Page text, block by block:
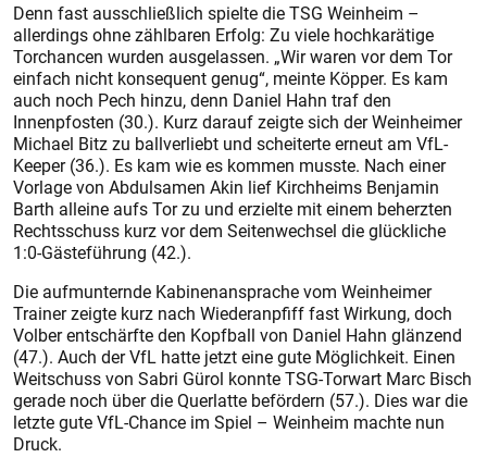
Denn fast ausschließlich spielte die TSG Weinheim –
allerdings ohne zählbaren Erfolg: Zu viele hochkarätige
Torchancen wurden ausgelassen. „Wir waren vor dem Tor
einfach nicht konsequent genug“, meinte Köpper. Es kam
auch noch Pech hinzu, denn Daniel Hahn traf den
Innenpfosten (30.). Kurz darauf zeigte sich der Weinheimer
Michael Bitz zu ballverliebt und scheiterte erneut am VfL-
Keeper (36.). Es kam wie es kommen musste. Nach einer
Vorlage von Abdulsamen Akin lief Kirchheims Benjamin
Barth alleine aufs Tor zu und erzielte mit einem beherzten
Rechtsschuss kurz vor dem Seitenwechsel die glückliche
1:0-Gästeführung (42.).
Die aufmunternde Kabinenansprache vom Weinheimer
Trainer zeigte kurz nach Wiederanpfiff fast Wirkung, doch
Volber entschärfte den Kopfball von Daniel Hahn glänzend
(47.). Auch der VfL hatte jetzt eine gute Möglichkeit. Einen
Weitschuss von Sabri Gürol konnte TSG-Torwart Marc Bisch
gerade noch über die Querlatte befördern (57.). Dies war die
letzte gute VfL-Chance im Spiel – Weinheim machte nun
Druck.